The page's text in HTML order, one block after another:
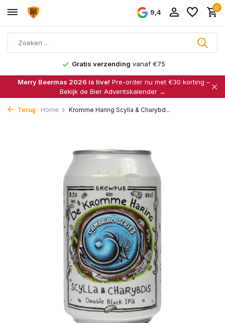
9,4
0
Gratis verzending vanaf €75
Merry Beermas 2026 is live! Pre-order nu met €30 korting –
Bekijk de Bier Adventskalender →
Terug Home Kromme Haring Scylla & Charybd...